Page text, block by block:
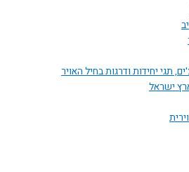
יחידות ודרגות בחיל האויר